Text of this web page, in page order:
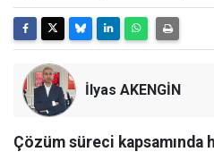
İlyas AKENGİN
Çözüm süreci kapsamında